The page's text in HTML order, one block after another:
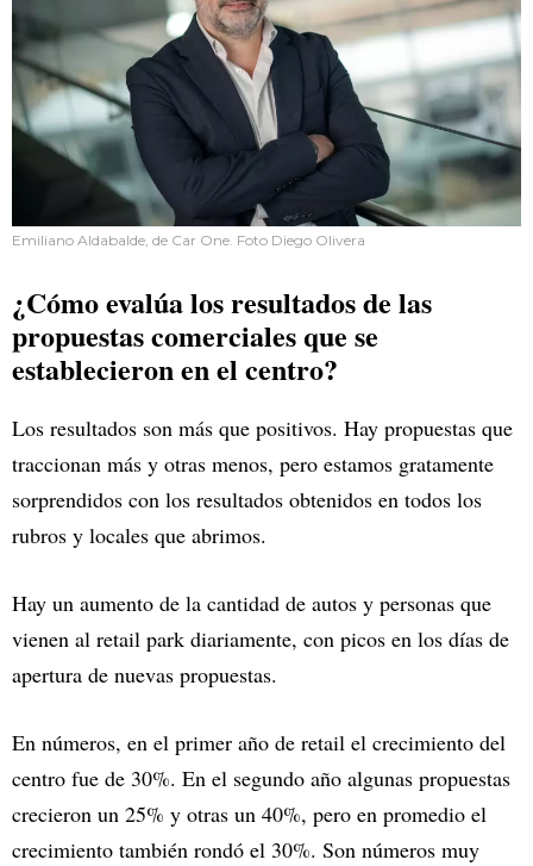
Emiliano Aldabalde, de Car One. Foto Diego Olivera
¿Cómo evalúa los resultados de las
propuestas comerciales que se
establecieron en el centro?
Los resultados son más que positivos. Hay propuestas que
traccionan más y otras menos, pero estamos gratamente
sorprendidos con los resultados obtenidos en todos los
rubros y locales que abrimos.
Hay un aumento de la cantidad de autos y personas que
vienen al retail park diariamente, con picos en los días de
apertura de nuevas propuestas.
En números, en el primer año de retail el crecimiento del
centro fue de 30%. En el segundo año algunas propuestas
crecieron un 25% y otras un 40%, pero en promedio el
crecimiento también rondó el 30%. Son números muy